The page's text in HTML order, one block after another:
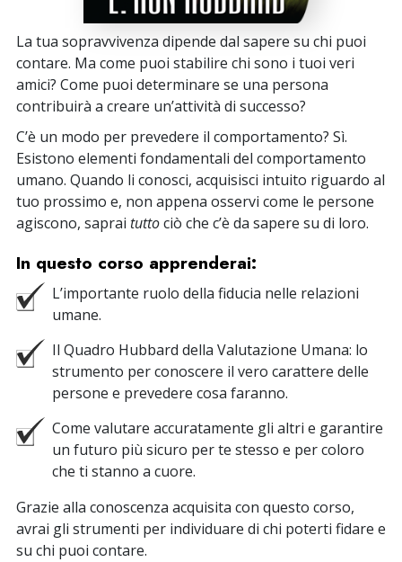
La tua sopravvivenza dipende dal sapere su chi puoi
contare. Ma come puoi stabilire chi sono i tuoi veri
amici? Come puoi determinare se una persona
contribuirà a creare un’attività di successo?
C’è un modo per prevedere il comportamento? Sì.
Esistono elementi fondamentali del comportamento
umano. Quando li conosci, acquisisci intuito riguardo al
tuo prossimo e, non appena osservi come le persone
agiscono, saprai tuttociò che c’è da sapere su di loro.
In questo corso apprenderai:
L’importante ruolo della fiducia nelle relazioni
umane.
Il Quadro Hubbard della Valutazione Umana: lo
strumento per conoscere il vero carattere delle
persone e prevedere cosa faranno.
Come valutare accuratamente gli altri e garantire
un futuro più sicuro per te stesso e per coloro
che ti stanno a cuore.
Grazie alla conoscenza acquisita con questo corso,
avrai gli strumenti per individuare di chi poterti fidare e
su chi puoi contare.